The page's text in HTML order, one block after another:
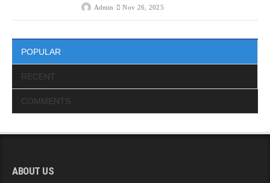
Admin Nov 26, 2025
POPULAR
RECENT
COMMENTS
ABOUT US